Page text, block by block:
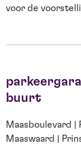
voor de
buurt
Maasboulevard |
Maaswaard |